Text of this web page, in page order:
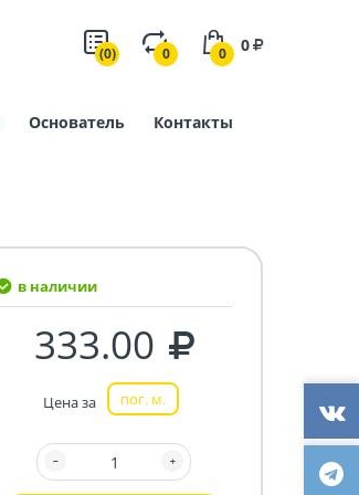
(0) 0 0 0
Основатель Контакты
в наличии
333.00
Цена за пог. м.